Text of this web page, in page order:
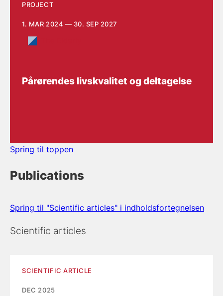
PROJECT
1. MAR 2024 — 30. SEP 2027
Pårørendes livskvalitet og deltagelse
Spring til toppen
Publications
Spring til "Scientific articles" i indholdsfortegnelsen
Scientific articles
SCIENTIFIC ARTICLE
DEC 2025